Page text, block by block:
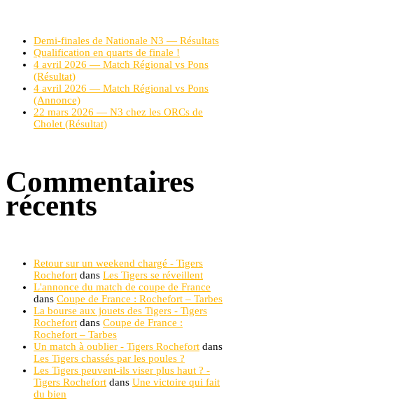
Demi-finales de Nationale N3 — Résultats
Qualification en quarts de finale !
4 avril 2026 — Match Régional vs Pons
(Résultat)
4 avril 2026 — Match Régional vs Pons
(Annonce)
22 mars 2026 — N3 chez les ORCs de
Cholet (Résultat)
Commentaires
récents
Retour sur un weekend chargé - Tigers
Rochefort dans Les Tigers se réveillent
L'annonce du match de coupe de France
dans Coupe de France : Rochefort – Tarbes
La bourse aux jouets des Tigers - Tigers
Rochefort dans Coupe de France :
Rochefort – Tarbes
Un match à oublier - Tigers Rochefort dans
Les Tigers chassés par les poules ?
Les Tigers peuvent-ils viser plus haut ? -
Tigers Rochefort dans Une victoire qui fait
du bien